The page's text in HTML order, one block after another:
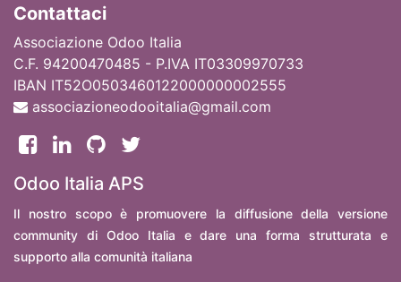
Contattaci
Associazione Odoo Italia
C.F. 94200470485 - P.IVA IT03309970733
IBAN IT52O0503460122000000002555
associazioneodooitalia@gmail.com
Odoo Italia APS
Il nostro scopo è promuovere la diffusione della versione
community di Odoo Italia e dare una forma strutturata e
supporto alla comunità italiana